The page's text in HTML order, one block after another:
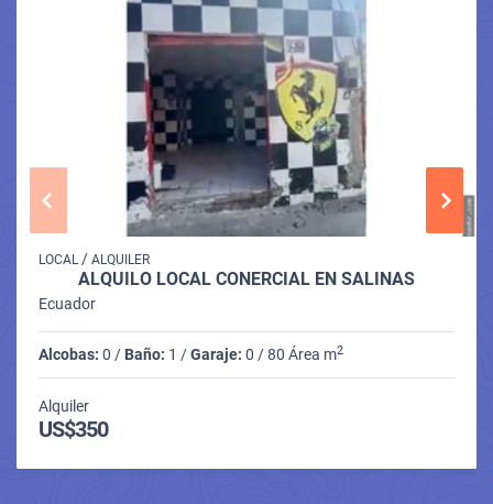
LOCAL / ALQUILER
ALQUILO LOCAL CONERCIAL EN SALINAS
Ecuador
Alcobas: 0 / Baño: 1 /Garaje: 0 / 80 Área m2
Alquiler
US$350